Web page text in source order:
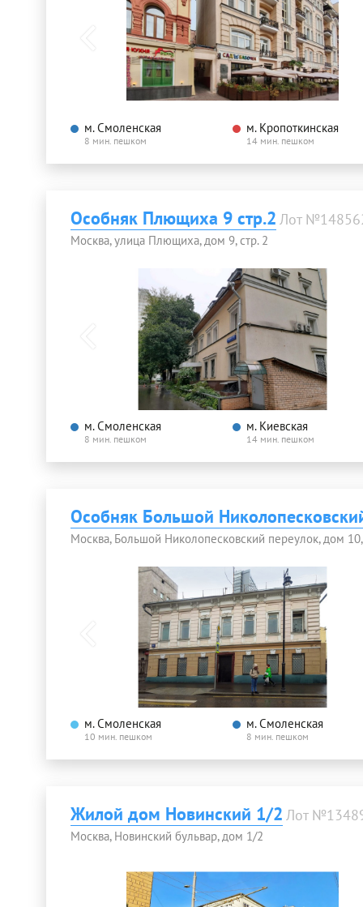
м. Смоленская
8 мин. пешком
м. Кропоткинская
14 мин. пешком
Особняк Плющиха 9 стр.2 Лот
Москва, улица Плющиха, дом 9, стр. 2
м. Смоленская
8 мин. пешком
м. Киевская
14 мин. пешком
Особняк Большой
Москва, Большой Николопесковский переулок, дом 10,
м. Смоленская
10 мин. пешком
м. Смоленская
8 мин. пешком
Жилой дом Новинский 1/2 Лот
Москва, Новинский бульвар, дом 1/2